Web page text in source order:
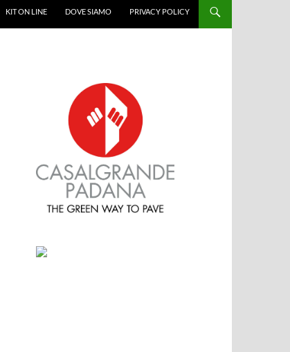
KIT ON LINE DOVE SIAMO PRIVACY POLICY